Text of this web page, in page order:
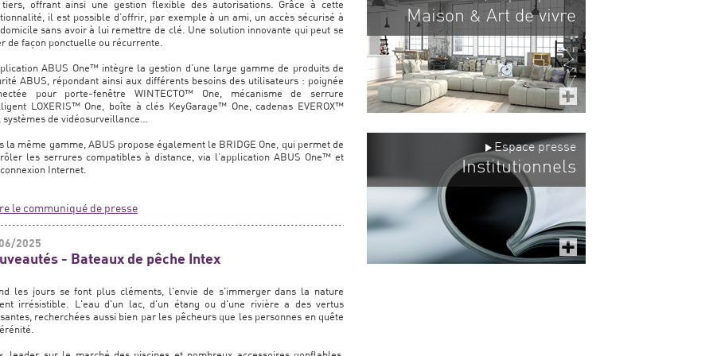
offrant ainsi une gestion flexible des autorisations. Grâce à cette
il est possible d’offrir, par exemple à un ami, un accès sécurisé à
sans avoir à lui remettre de clé. Une solution innovante qui peut se
de façon ponctuelle ou récurrente.
ABUS One™ intègre la gestion d’une large gamme de produits de
ABUS, répondant ainsi aux différents besoins des utilisateurs : poignée
pour porte-fenêtre WINTECTO™ One, mécanisme de serrure
LOXERIS™ One, boîte à clés KeyGarage™ One, cadenas EVEROX™
systèmes de vidéosurveillance…
la même gamme, ABUS propose également le BRIDGE One, qui permet de
les serrures compatibles à distance, via l’application ABUS One™ et
Internet.
le communiqué de presse
2025
- Bateaux de pêche Intex
les jours se font plus cléments, l'envie de s'immerger dans la nature
irrésistible. L'eau d'un lac, d'un étang ou d'une rivière a des vertus
recherchées aussi bien par les pêcheurs que les personnes en quête
Maison & Art de vivre
Espace presse
Institutionnels